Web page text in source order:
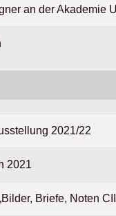
an der Akademie
2021/22
2021
Briefe, Noten